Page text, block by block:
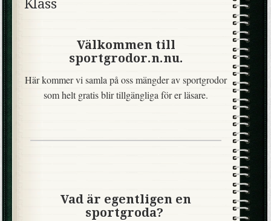
Klass
Välkommen till
sportgrodor.n.nu.
Här kommer vi samla på oss mängder av sportgrodor
som helt gratis blir tillgängliga för er läsare.
Vad är egentligen en
sportgroda?